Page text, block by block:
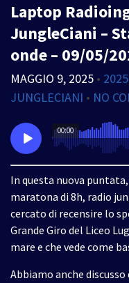
Laptop
JungleCiani –
onde – 09/05/
MAGGIO 9, 2025 • 2025
JUNGLECIANI • NO
00:00
In questa nuova
maratona di 8h, radio
cercato di recensire lo
Grande Giro del Liceo
mare e che vede come
Abbiamo anche